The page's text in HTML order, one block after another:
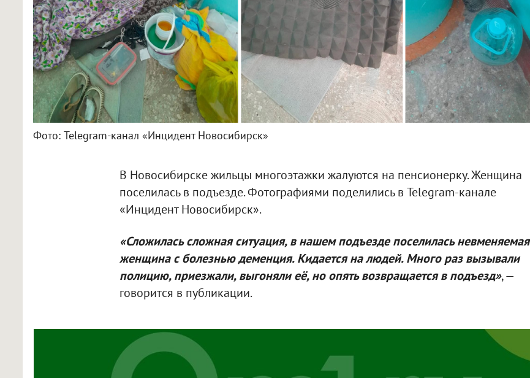
Фото: Telegram-канал «Инцидент Новосибирск»
В Новосибирске жильцы многоэтажки жалуются на пенсионерку. Женщина
поселилась в подъезде. Фотографиями поделились в Telegram-канале
«Инцидент Новосибирск».
«Сложилась сложная ситуация, в нашем подъезде поселилась невменяемая
женщина с болезнью деменция. Кидается на людей. Много раз вызывали
полицию, приезжали, выгоняли её, но опять возвращается в подъезд», —
говорится в публикации.